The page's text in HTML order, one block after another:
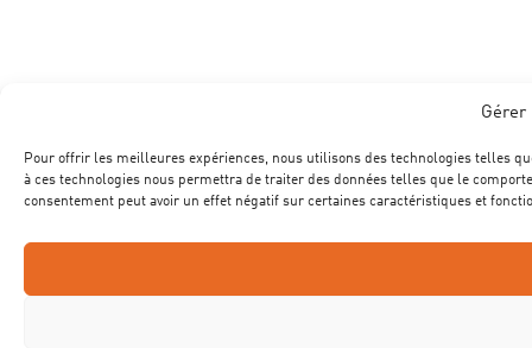
Gérer
Pour offrir les meilleures expériences, nous utilisons des technologies telles
à ces technologies nous permettra de traiter des données telles que le
consentement peut avoir un effet négatif sur certaines caractéristiques et